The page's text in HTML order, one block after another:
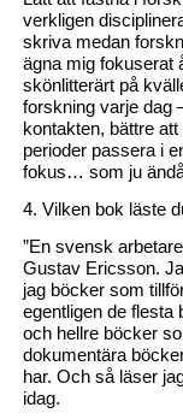
verkligen
skriva medan
ägna mig fokuserat
skönlitterärt på
forskning varje dag
kontakten, bättre
perioder passera i
fokus… som ju
4. Vilken bok läste
”En svensk
Gustav Ericsson.
jag böcker som
egentligen de flesta
och hellre böcker
dokumentära
har. Och så läser
idag.